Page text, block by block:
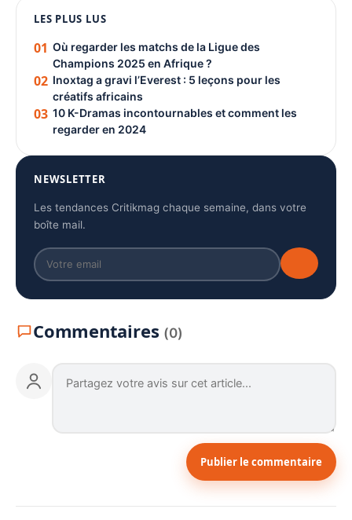
PUBLICITÉ
LES PLUS LUS
01 Où regarder les matchs de la Ligue des
Champions 2025 en Afrique ?
02 Inoxtag a gravi l’Everest : 5 leçons pour les
créatifs africains
03 10 K-Dramas incontournables et comment les
regarder en 2024
NEWSLETTER
Les tendances Critikmag chaque semaine, dans votre
boîte mail.
Commentaires (0)
Publier le commentaire